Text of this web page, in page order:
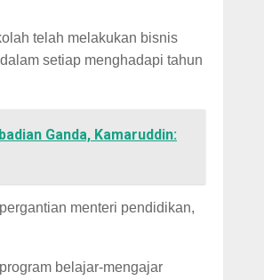
telah melakukan bisnis
setiap menghadapi tahun
Ganda, Kamaruddin:
menteri pendidikan,
belajar-mengajar